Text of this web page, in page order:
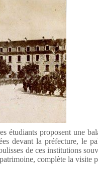
proposent une
devant la préfecture, le
de ces institutions
complète la visite